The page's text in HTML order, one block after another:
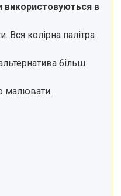
використовуються в
колірна палітра
більш
малювати.